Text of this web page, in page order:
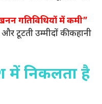
गतिविधियों में कमी”
टूटती उम्मीदों की कहानी
में निकलता है